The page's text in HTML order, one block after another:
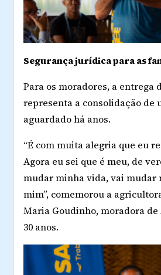
Segurança jurídica para as
Para os moradores, a entrega
representa a consolidação de
aguardado há anos.
“É com muita alegria que eu
Agora eu sei que é meu, de
mudar minha vida, vai mudar
mim”, comemorou a
Maria Goudinho, moradora de
30 anos.